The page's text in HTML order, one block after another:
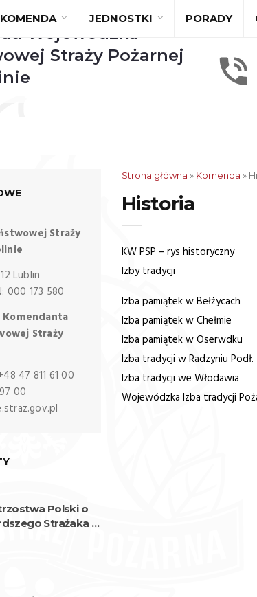
Wojewódzka
Straży Pożarnej
KOMENDA JEDNOSTKI PORADY
Strona główna » Komenda »
Historia
KW PSP – rys historyczny
Izby tradycji
Izba pamiątek w Bełżycach
Izba pamiątek w Chełmie
Izba pamiątek w Oserwdku
Izba tradycji w Radzyniu Podł.
Izba tradycji we Włodawia
Wojewódzka Izba tradycji
Straży
Lublin
000 173 580
Straży
47 811 61 00
00
Polski o
Strażaka w